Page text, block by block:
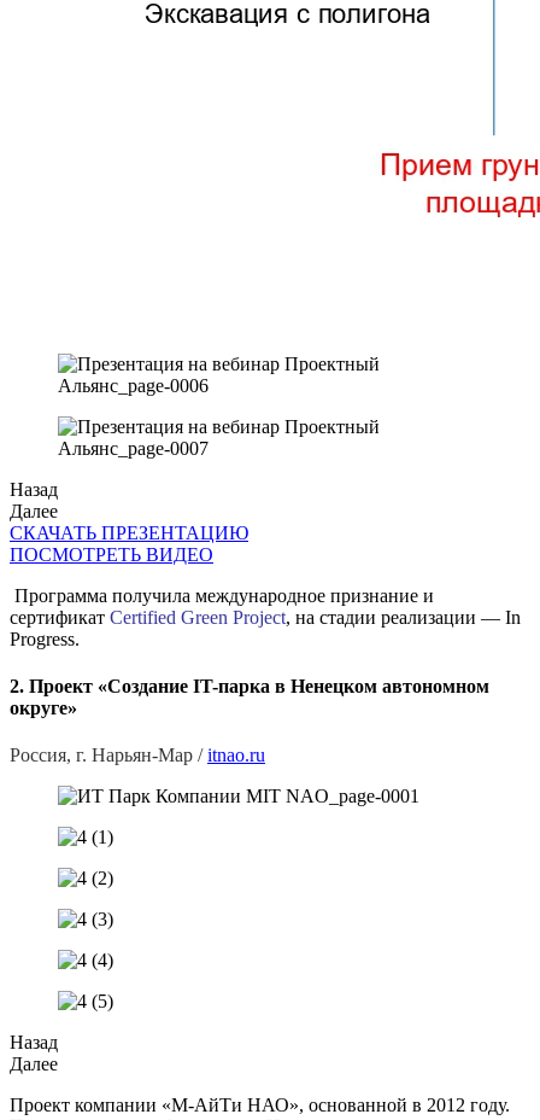
Назад
Далее
СКАЧАТЬ ПРЕЗЕНТАЦИЮ
ПОСМОТРЕТЬ ВИДЕО
Программа получила международное признание и
сертификат Certified Green Project, на стадии реализации — In
Progress.
2. Проект «Создание IT-парка в Ненецком автономном
округе»
Россия, г. Нарьян-Мар /itnao.ru
Назад
Далее
Проект компании «М-АйТи НАО», основанной в 2012 году.